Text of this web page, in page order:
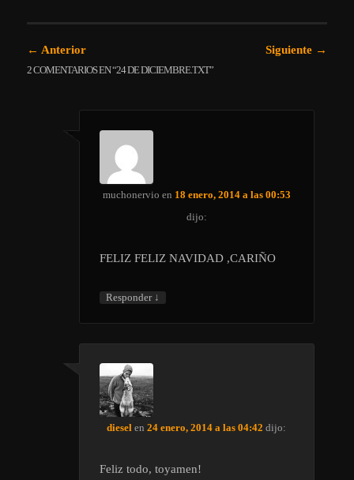
Navegación de entradas
← Anterior Siguiente →
2 COMENTARIOS EN “24 DE DICIEMBRE.TXT”
muchonervio en 18 enero, 2014 a las 00:53
dijo:
FELIZ FELIZ NAVIDAD ,CARIÑO
Responder ↓
diesel en24 enero, 2014 a las 04:42 dijo:
Feliz todo, toyamen!